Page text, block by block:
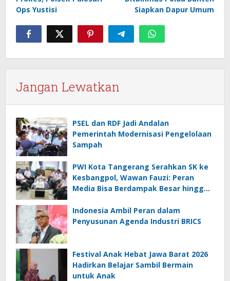
Ops Yustisi
Siapkan Dapur Umum
Jangan Lewatkan
PSEL dan RDF Jadi Andalan
Pemerintah Modernisasi Pengelolaan
Sampah
PWI Kota Tangerang Serahkan SK ke
Kesbangpol, Wawan Fauzi: Peran
Media Bisa Berdampak Besar hingga
Indonesia Ambil Peran dalam
Penyusunan Agenda Industri BRICS
Festival Anak Hebat Jawa Barat 2026
Hadirkan Belajar Sambil Bermain
untuk Anak